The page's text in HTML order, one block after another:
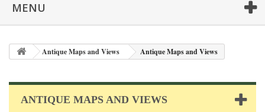
MENU
Antique Maps and Views Antique Maps and Views
ANTIQUE MAPS AND VIEWS